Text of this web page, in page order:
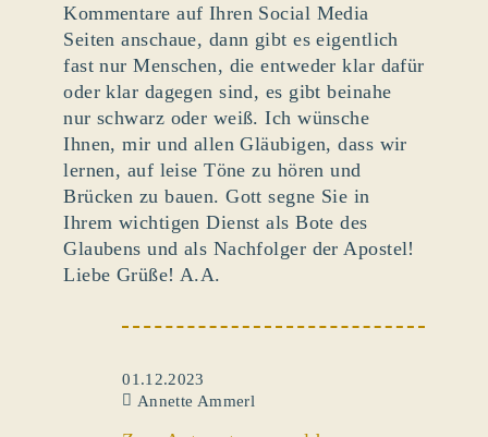
Kommentare auf Ihren Social Media
Seiten anschaue, dann gibt es eigentlich
fast nur Menschen, die entweder klar dafür
oder klar dagegen sind, es gibt beinahe
nur schwarz oder weiß. Ich wünsche
Ihnen, mir und allen Gläubigen, dass wir
lernen, auf leise Töne zu hören und
Brücken zu bauen. Gott segne Sie in
Ihrem wichtigen Dienst als Bote des
Glaubens und als Nachfolger der Apostel!
Liebe Grüße! A.A.
01.12.2023
Annette Ammerl